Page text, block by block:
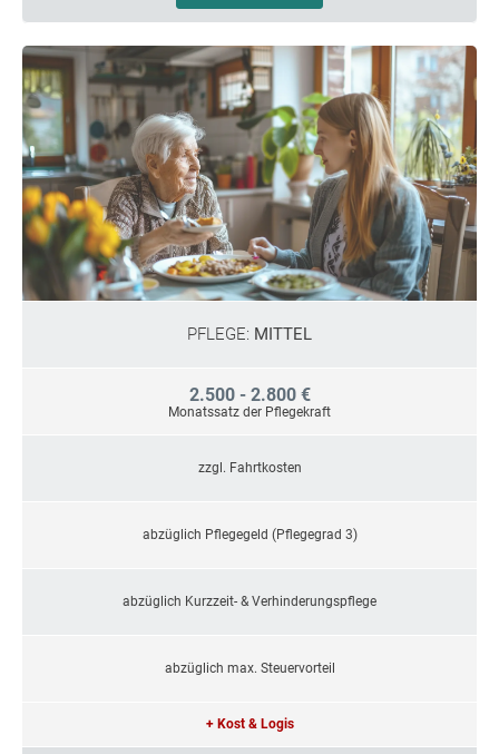
PFLEGE: MITTEL
2.500 - 2.800 €
Monatssatz der Pflegekraft
zzgl. Fahrtkosten
abzüglich Pflegegeld (Pflegegrad 3)
abzüglich Kurzzeit- & Verhinderungspflege
abzüglich max. Steuervorteil
+ Kost & Logis